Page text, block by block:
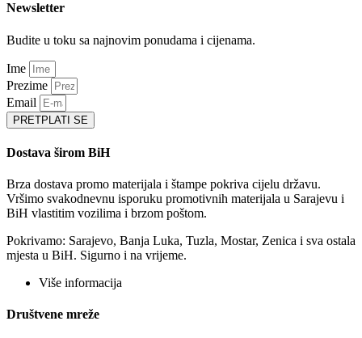
Newsletter
Budite u toku sa najnovim ponudama i cijenama.
Ime
Prezime
Email
PRETPLATI SE
Dostava širom BiH
Brza dostava promo materijala i štampe pokriva cijelu državu.
Vršimo svakodnevnu isporuku promotivnih materijala u Sarajevu i
BiH vlastitim vozilima i brzom poštom.
Pokrivamo: Sarajevo, Banja Luka, Tuzla, Mostar, Zenica i sva ostala
mjesta u BiH. Sigurno i na vrijeme.
Više informacija
Društvene mreže